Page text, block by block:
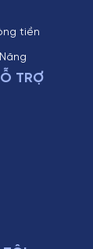
tiền
TRỢ